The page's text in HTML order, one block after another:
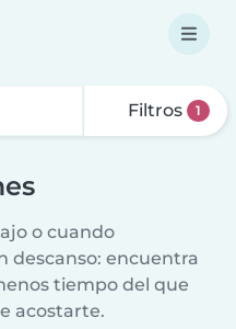
Filtros 1
o cuando
descanso: encuentra
tiempo del que
acostarte.